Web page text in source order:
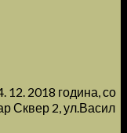
12. 2018 година, со
Сквер 2, ул.Васил